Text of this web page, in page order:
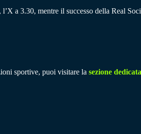
a 3.30, mentre il successo della Real
sportive, puoi visitare la sezione dedicata